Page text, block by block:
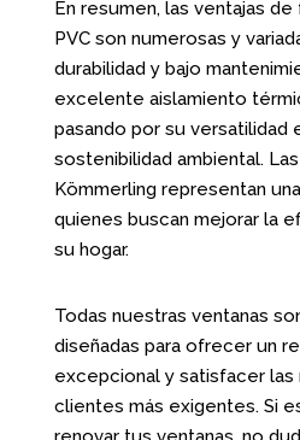
En resumen, las ventajas
PVC son numerosas y
durabilidad y bajo
excelente aislamiento
pasando por su versatilidad
sostenibilidad ambiental.
Kömmerling representan
quienes buscan mejorar la
su hogar.
Todas nuestras ventanas
diseñadas para ofrecer un
excepcional y satisfacer
clientes más exigentes. Si